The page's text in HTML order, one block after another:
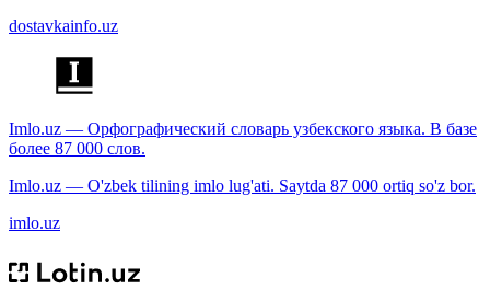
dostavkainfo.uz
Imlo.uz — Орфографический словарь узбекского языка. В базе
более 87 000 слов.
Imlo.uz — O'zbek tilining imlo lug'ati. Saytda 87 000 ortiq so'z bor.
imlo.uz